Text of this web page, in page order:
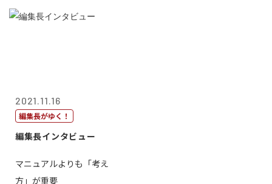
2021.11.16
編集長がゆく！
編集長インタビュー
マニュアルよりも「考え
方」が重要